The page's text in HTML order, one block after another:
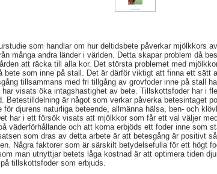
som handlar om hur deltidsbete påverkar mjölkkors
många andra länder i världen. Detta skapar problem då
att räcka till alla kor. Det största problemet med
bete som inne på stall. Det är därför viktigt att finna ett sätt
tillsammans med fri tillgång av grovfoder inne på stall
har visats öka intagshastighet av bete. Tillskottsfoder har i
Betestilldelning är något som verkar påverka betesintaget
för djurens naturliga beteende, allmänna hälsa, ben- och
har i ett försök visats att mjölkkor som får ett val väljer
väderförhållande och att korna erbjöds ett foder inne som
som dras av detta arbete är att betesgång är positivt
Några faktorer som är särskilt betydelsefulla för ett högt
man utnyttjar betets låga kostnad är att optimera tiden
tillskottsfoder som erbjuds.